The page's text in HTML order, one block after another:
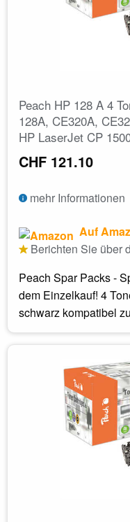
Peach HP 128 A 4
128A, CE320A,
HP LaserJet CP
CHF 121.10
mehr Informationen
Auf
Berichten Sie über
Peach Spar Packs -
dem Einzelkauf! 4
schwarz kompatibel